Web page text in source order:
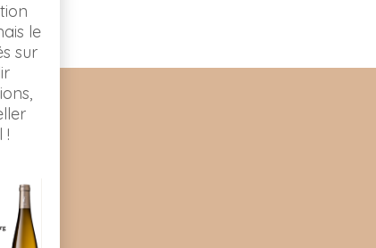
le
sur
!